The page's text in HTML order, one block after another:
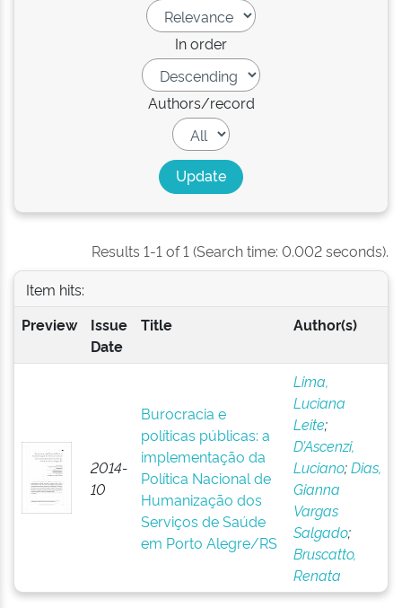
In order
Authors/record
Results 1-1 of 1 (Search time: 0.002 seconds).
Item hits:
Preview
Issue
Date
Title Author(s)
2014-
10
Burocracia e
políticas públicas: a
implementação da
Política Nacional de
Humanização dos
Serviços de Saúde
em Porto Alegre/RS
Lima,
Luciana
Leite;
D’Ascenzi,
Luciano;Dias,
Gianna
Vargas
Salgado;
Bruscatto,
Renata